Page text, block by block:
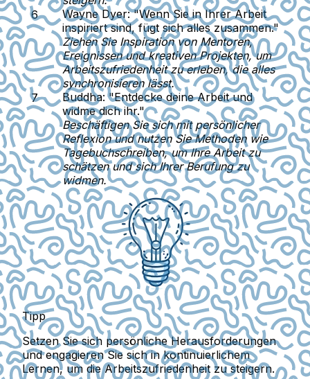
Wayne Dyer:"Wenn Sie in Ihrer Arbeit
inspiriert sind, fügt sich alles zusammen."
Ziehen Sie Inspiration von Mentoren,
Ereignissen und kreativen Projekten, um
Arbeitszufriedenheit zu erleben, die alles
synchronisieren lässt.
Buddha: "Entdecke deine Arbeit und
widme dich ihr."
Beschäftigen Sie sich mit persönlicher
Reflexion und nutzen Sie Methoden wie
Tagebuchschreiben, um Ihre Arbeit zu
schätzen und sich Ihrer Berufung zu
widmen.
Tipp
Setzen Sie sich persönliche Herausforderungen
und engagieren Sie sich in kontinuierlichem
Lernen, um die Arbeitszufriedenheit zu steigern.